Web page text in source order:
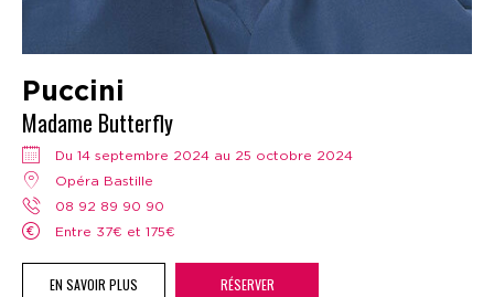
Puccini
Madame Butterfly
Du 14 septembre 2024 au 25 octobre 2024
Opéra Bastille
08 92 89 90 90
Entre 37€ et 175€
EN SAVOIR PLUS RÉSERVER